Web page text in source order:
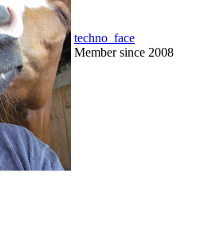
techno_face
Member since 2008